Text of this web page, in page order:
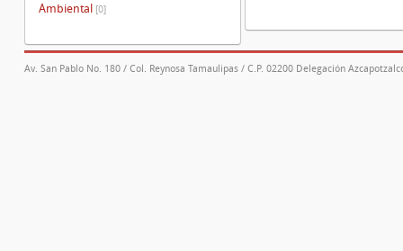
Ambiental [0]
Av. San Pablo No. 180 / Col. Reynosa Tamaulipas / C.P. 02200 Delegación